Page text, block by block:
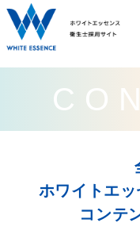
ホワイトエ
コンテ